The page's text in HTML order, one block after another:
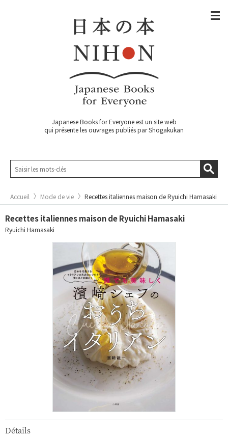
Japanese Books for Everyone est un site web
qui présente les ouvrages publiés par Shogakukan
Accueil Mode de vie Recettes italiennes maison de Ryuichi Hamasaki
Recettes italiennes maison de Ryuichi Hamasaki
Ryuichi Hamasaki
Détails